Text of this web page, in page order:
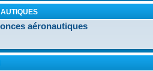
aéronautiques